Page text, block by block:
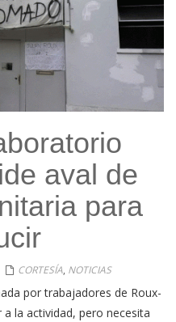
aval de
para
CORTESÍA, NOTICIAS
por trabajadores de Roux-
la actividad, pero necesita